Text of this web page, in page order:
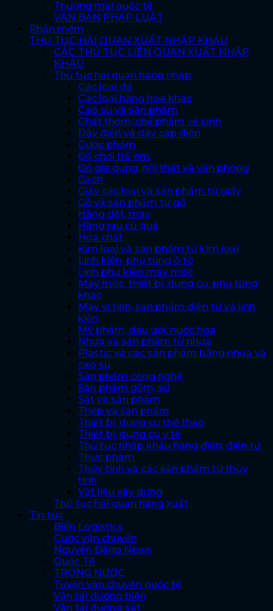
Thương mại quốc tế
VĂN BẢN PHÁP LUẬT
Phần mềm
THỦ TỤC HẢI QUAN XUẤT NHẬP KHẨU
CÁC THỦ TỤC LIÊN QUAN XUẤT NHẬP
KHẨU
Thủ tục hải quan hàng nhập
Các loại đá
Các loại hàng hóa khác
Cao su và sản phẩm
Chất thơm, chế phẩm vệ sinh
Dây điện và dây cáp điện
Dược phẩm
Đồ chơi trẻ em
Đồ gia dụng, nội thất và văn phòng
Gạch
Giấy các loại và sản phẩm từ giấy
Gỗ và sản phẩm từ gỗ
Hàng dệt, may
Hàng rau củ quả
Hóa chất
Kim loại và sản phẩm từ kim loại
Linh kiện, phụ tùng ô tô
Linh phụ kiện máy móc
Máy móc, thiết bị, dụng cụ, phụ tùng
khác
Máy vi tính, sản phẩm điện tử và linh
kiện
Mỹ phẩm, dầu gội, nước hoa
Nhựa và sản phẩm từ nhựa
Plastic và các sản phẩm bằng nhựa và
cao su
Sản phẩm công nghệ
Sản phẩm gốm, sứ
Sắt và sản phẩm
Thép và sản phẩm
Thiết bị, dụng cụ thể thao
Thiết bị, dụng cụ y tế
Thủ tục nhập khẩu hàng điện, điện tử
Thực phẩm
Thủy tinh và các sản phẩm từ thủy
tinh
Vật liệu xây dựng
Thủ tục hải quan hàng xuất
Tin tức
Biến Logistics
Cước vận chuyển
Nguyên Đăng News
Quốc Tế
TRONG NƯỚC
Tuyến vận chuyển quốc tế
Vận tải đường biển
Vận tải đường sắt